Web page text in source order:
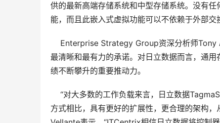
供的最新高端存储系统和中型存储系统。没有
能，而且此嵌入式虚拟功能可以不依赖于外部
Enterprise Strategy Group资深分析师Tony
最清晰和最有力的承诺。对日立数据而言，通
绩不断攀升的重要推动力。
“对大多数的工作负载来言，日立数据
方式相比，具有更好的扩展性，更合理的架构